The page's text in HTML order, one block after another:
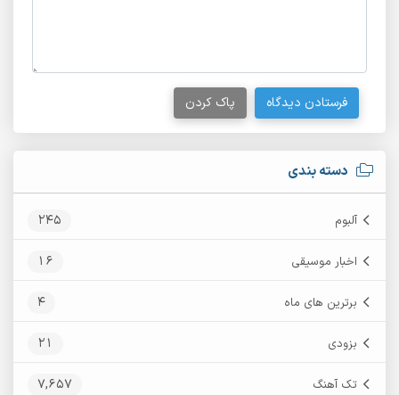
دسته بندی
آلبوم 245
اخبار موسیقی 16
برترین های ماه 4
بزودی 21
تک آهنگ 7,657
فرستادن دیدگاه پاک کردن